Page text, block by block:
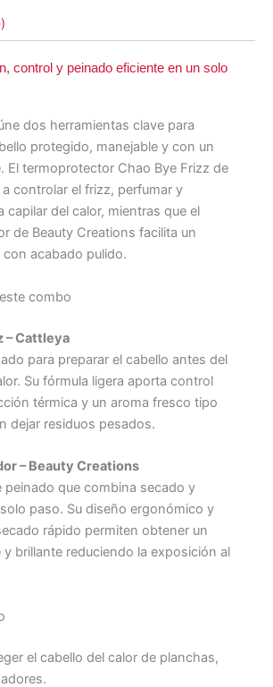
control y peinado eficiente en un solo
dos herramientas clave para
protegido, manejable y con un
El termoprotector Chao Bye Frizz de
controlar el frizz, perfumar y
capilar del calor, mientras que el
de Beauty Creations facilita un
acabado pulido.
combo
– Cattleya
para preparar el cabello antes del
Su fórmula ligera aporta control
térmica y un aroma fresco tipo
dejar residuos pesados.
– Beauty Creations
peinado que combina secado y
paso. Su diseño ergonómico y
rápido permiten obtener un
y brillante reduciendo la exposición al
el cabello del calor de planchas,